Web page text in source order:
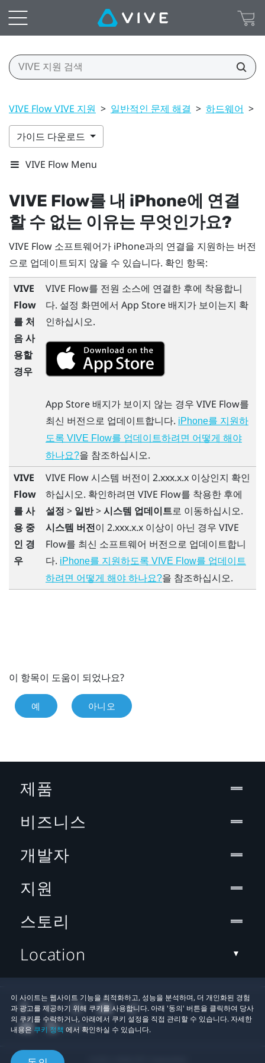
VIVE Flow VIVE 지원 > 일반적인 문제 해결 > 하드웨어 >
가이드 다운로드
VIVE Flow Menu
VIVE Flow를 내 iPhone에 연결
할 수 없는 이유는 무엇인가요?
VIVE Flow 소프트웨어가 iPhone과의 연결을 지원하는 버전
으로 업데이트되지 않을 수 있습니다. 확인 항목:
VIVE
Flow
를 처
음 사
용할
경우
VIVE Flow를 전원 소스에 연결한 후에 착용합니
다. 설정 화면에서 App Store 배지가 보이는지 확
인하십시오.
App Store 배지가 보이지 않는 경우 VIVE Flow를
최신 버전으로 업데이트합니다. iPhone를 지원하
도록 VIVE Flow를 업데이트하려면 어떻게 해야
하나요?을 참조하십시오.
VIVE
Flow
를 사
용 중
인 경
우
VIVE Flow시스템 버전이 2.xxx.x.x 이상인지 확인
하십시오. 확인하려면 VIVE Flow를 착용한 후에
설정 > 일반>시스템 업데이트로 이동하십시오.
시스템 버전이 2.xxx.x.x 이상이 아닌 경우 VIVE
Flow를 최신 소프트웨어 버전으로 업데이트합니
다. iPhone를 지원하도록 VIVE Flow를 업데이트
하려면 어떻게 해야 하나요?을 참조하십시오.
이 항목이 도움이 되었나요?
예 아니오
이 사이트는 웹사이트 기능을 최적화하고, 성능을 분석하며, 더 개인화된 경험
과 광고를 제공하기 위해 쿠키를 사용합니다. 아래 '동의' 버튼을 클릭하여 당사
의 쿠키를 수락하거나, 아래에서 쿠키 설정을 직접 관리할 수 있습니다. 자세한
내용은 쿠키 정책 에서 확인하실 수 있습니다.
제품
비즈니스
개발자
지원
스토리
Location